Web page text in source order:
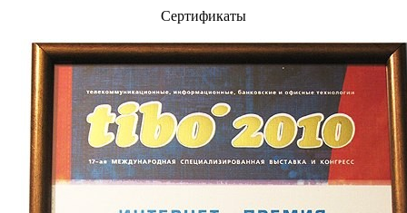
Сертификаты